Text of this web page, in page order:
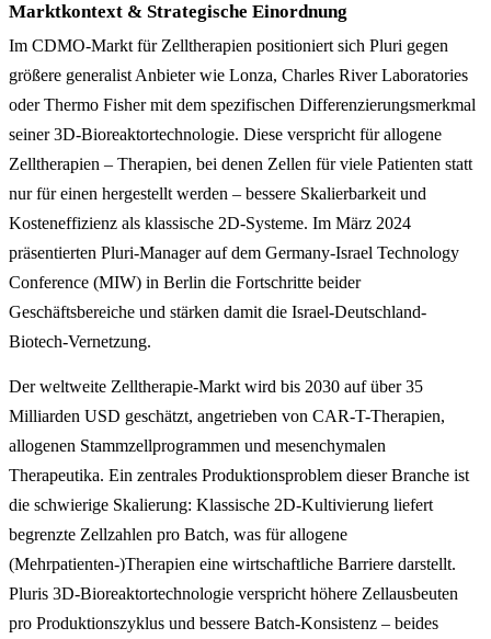
Marktkontext & Strategische Einordnung
Im CDMO-Markt für Zelltherapien positioniert sich Pluri gegen
größere generalist Anbieter wie Lonza, Charles River Laboratories
oder Thermo Fisher mit dem spezifischen Differenzierungsmerkmal
seiner 3D-Bioreaktortechnologie. Diese verspricht für allogene
Zelltherapien – Therapien, bei denen Zellen für viele Patienten statt
nur für einen hergestellt werden – bessere Skalierbarkeit und
Kosteneffizienz als klassische 2D-Systeme. Im März 2024
präsentierten Pluri-Manager auf dem Germany-Israel Technology
Conference (MIW) in Berlin die Fortschritte beider
Geschäftsbereiche und stärken damit die Israel-Deutschland-
Biotech-Vernetzung.
Der weltweite Zelltherapie-Markt wird bis 2030 auf über 35
Milliarden USD geschätzt, angetrieben von CAR-T-Therapien,
allogenen Stammzellprogrammen und mesenchymalen
Therapeutika. Ein zentrales Produktionsproblem dieser Branche ist
die schwierige Skalierung: Klassische 2D-Kultivierung liefert
begrenzte Zellzahlen pro Batch, was für allogene
(Mehrpatienten-)Therapien eine wirtschaftliche Barriere darstellt.
Pluris 3D-Bioreaktortechnologie verspricht höhere Zellausbeuten
pro Produktionszyklus und bessere Batch-Konsistenz – beides